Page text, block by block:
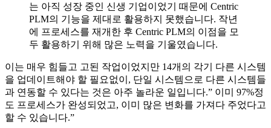
는 아직 성장 중인 신생 기업이었기 때문에 Centric
PLM의 기능을 제대로 활용하지 못했습니다. 작년
에 프로세스를 재개한 후 Centric PLM의 이점을 모
두 활용하기 위해 많은 노력을 기울였습니다.
이는 매우 힘들고 고된 작업이었지만 14개의 각기 다른 시스템
을 업데이트해야 할 필요없이, 단일 시스템으로 다른 시스템들
과 연동할 수 있다는 것은 아주 놀라운 일입니다.” 이미 97%정
도 프로세스가 완성되었고, 이미 많은 변화를 가져다 주었다고
할 수 있습니다.”